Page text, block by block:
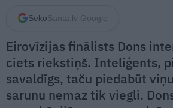
Seko Santa.lv Google
Eirovīzijas finālists Dons
ciets riekstiņš. Inteliģents,
savaldīgs, taču piedabūt
sarunu nemaz tik viegli.